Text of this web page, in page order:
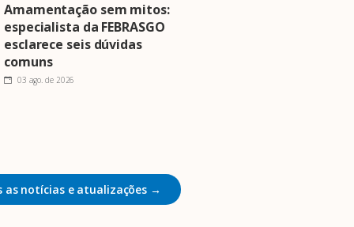
Amamentação sem mitos:
especialista da FEBRASGO
esclarece seis dúvidas
comuns
03 ago. de 2026
as notícias e atualizações →